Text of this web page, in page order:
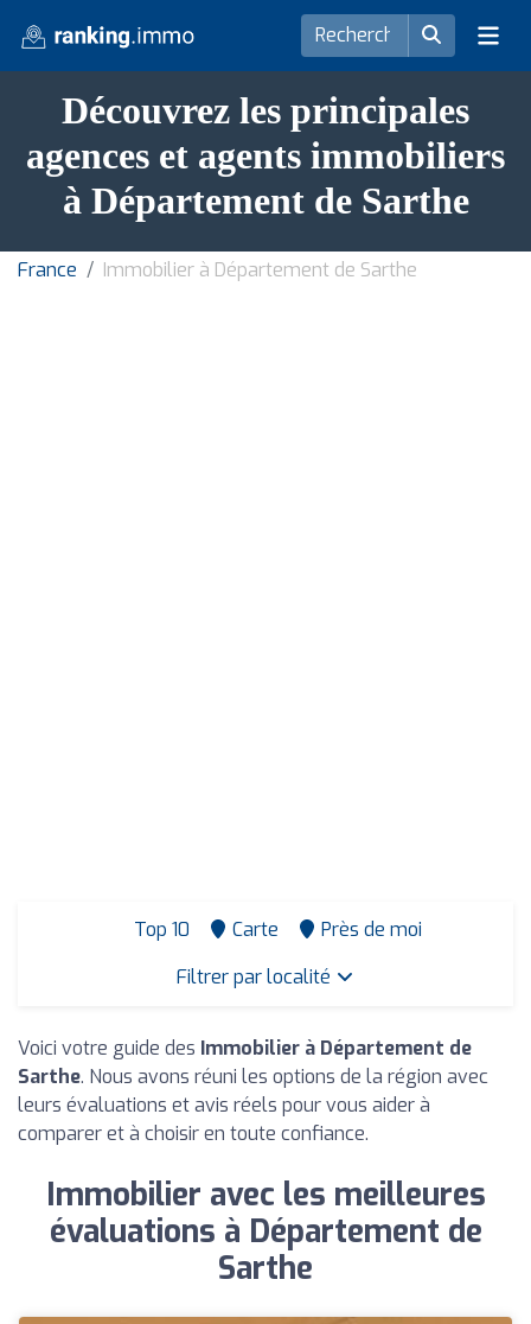
Découvrez les principales
agences et agents immobiliers
à Département de Sarthe
France Immobilier à Département de Sarthe
Top 10 Carte
Près de moi
Filtrer par localité
Voici votre guide des Immobilier à Département de
Sarthe. Nous avons réuni les options de la région avec
leurs évaluations et avis réels pour vous aider à
comparer et à choisir en toute confiance.
Immobilier avec les meilleures
évaluations à Département de
Sarthe